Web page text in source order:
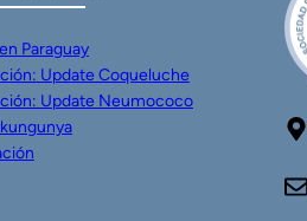
Paraguay
Update Coqueluche
Update Neumococo